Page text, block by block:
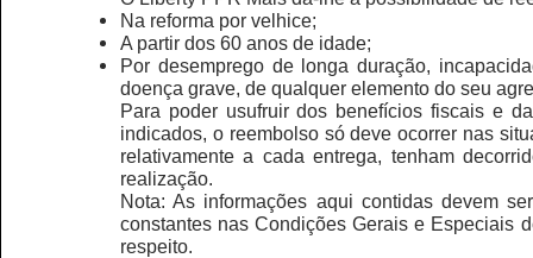
Na reforma por velhice;
A partir dos 60 anos de idade;
Por desemprego de longa duração,
doença grave, de qualquer elemento do seu
Para poder usufruir dos benefícios fiscais e
indicados, o reembolso só deve ocorrer nas
relativamente a cada entrega, tenham
realização.
Nota: As informações aqui contidas devem
constantes nas Condições Gerais e Especiais
respeito.